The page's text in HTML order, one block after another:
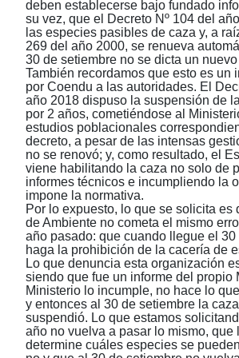
deben establecerse bajo fundado
su vez, que el Decreto Nº 104 del
las especies pasibles de caza y, a
269 del año 2000, se renueva
30 de setiembre no se dicta un
También recordamos que esto es un
por Coendu a las autoridades. El
año 2018 dispuso la suspensión de
por 2 años, cometiéndose al
estudios poblacionales
decreto, a pesar de las intensas
no se renovó; y, como resultado, el
viene habilitando la caza no solo de
informes técnicos e incumpliendo la
impone la normativa.
Por lo expuesto, lo que se solicita es
de Ambiente no cometa el mismo
año pasado: que cuando llegue el
haga la prohibición de la cacería de
Lo que denuncia esta organización
siendo que fue un informe del propio
Ministerio lo incumple, no hace lo
y entonces al 30 de setiembre la
suspendió. Lo que estamos
año no vuelva a pasar lo mismo, que
determine cuáles especies se